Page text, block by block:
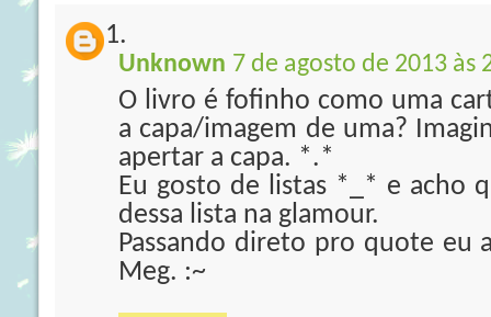
Unknown 7 de agosto de 2013 às
O livro é fofinho como uma
a capa/imagem de uma?
apertar a capa. *.*
Eu gosto de listas *_* e acho
dessa lista na glamour.
Passando direto pro quote eu
Meg. :~